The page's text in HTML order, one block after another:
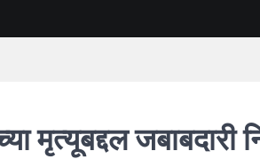
मृत्यूबद्दल जबाबदारी